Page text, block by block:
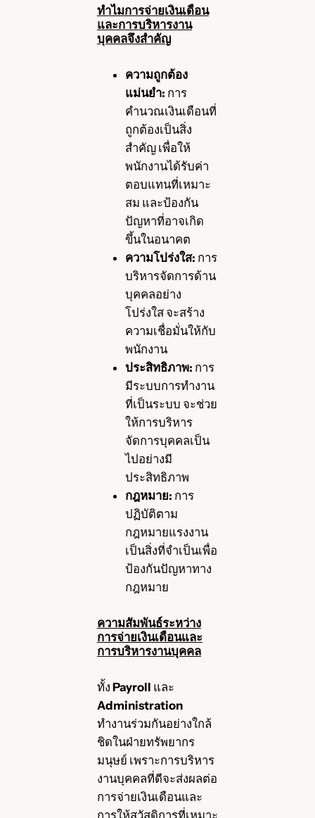
ทำไมการจ่ายเงินเดือน
และการบริหารงาน
บุคคลจึงสำคัญ
ความถูกต้อง
แม่นยำ: การ
คำนวณเงินเดือนที่
ถูกต้องเป็นสิ่ง
สำคัญ เพื่อให้
พนักงานได้รับค่า
ตอบแทนที่เหมาะ
สม และป้องกัน
ปัญหาที่อาจเกิด
ขึ้นในอนาคต
ความโปร่งใส: การ
บริหารจัดการด้าน
บุคคลอย่าง
โปร่งใส จะสร้าง
ความเชื่อมั่นให้กับ
พนักงาน
ประสิทธิภาพ: การ
มีระบบการทำงาน
ที่เป็นระบบ จะช่วย
ให้การบริหาร
จัดการบุคคลเป็น
ไปอย่างมี
ประสิทธิภาพ
กฎหมาย: การ
ปฏิบัติตาม
กฎหมายแรงงาน
เป็นสิ่งที่จำเป็นเพื่อ
ป้องกันปัญหาทาง
กฎหมาย
ความสัมพันธ์ระหว่าง
การจ่ายเงินเดือนและ
การบริหารงานบุคคล
ทั้ง Payroll และ
Administration
ทำงานร่วมกันอย่างใกล้
ชิดในฝ่ายทรัพยากร
มนุษย์ เพราะการบริหาร
งานบุคคลที่ดีจะส่งผลต่อ
การจ่ายเงินเดือนและ